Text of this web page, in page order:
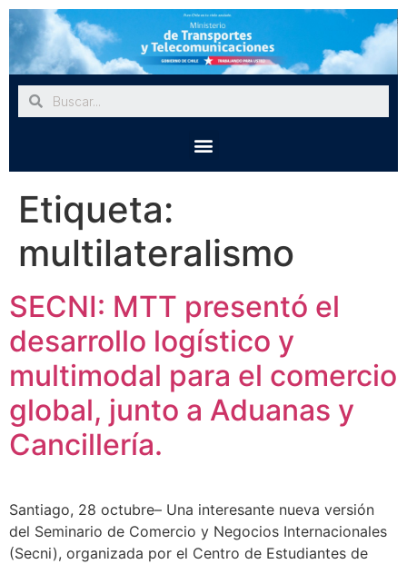
Etiqueta:
multilateralismo
SECNI: MTT presentó el
desarrollo logístico y
multimodal para el comercio
global, junto a Aduanas y
Cancillería.
Santiago, 28 octubre– Una interesante nueva versión
del Seminario de Comercio y Negocios Internacionales
(Secni), organizada por el Centro de Estudiantes de